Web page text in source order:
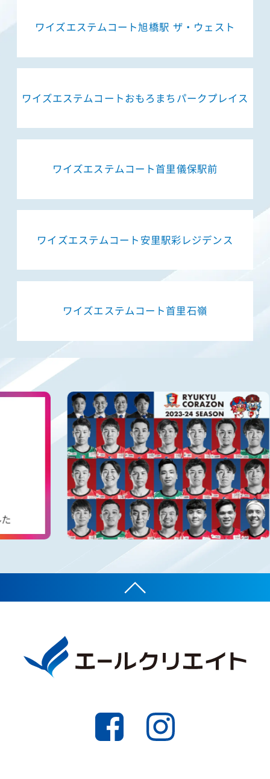
ワイズエステムコート旭橋駅 ザ・ウェスト
ワイズエステムコートおもろまちパークプレイス
ワイズエステムコート首里儀保駅前
ワイズエステムコート安里駅彩レジデンス
ワイズエステムコート首里石嶺